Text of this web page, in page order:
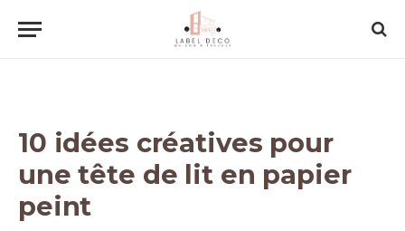
10 idées créatives pour
une tête de lit en papier
peint